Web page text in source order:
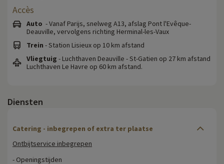
Accès
Auto - Vanaf Parijs, snelweg A13, afslag Pont l'Evêque-
Deauville, vervolgens richting Herminal-les-Vaux
Trein - Station Lisieux op 10 km afstand
Vliegtuig - Luchthaven Deauville - St-Gatien op 27 km afstand
Luchthaven Le Havre op 60 km afstand.
Diensten
Catering - inbegrepen of extra ter plaatse
Ontbijtservice inbegrepen
- Openingstijden